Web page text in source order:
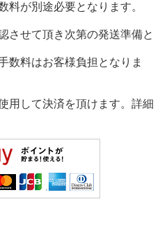
必要となります。
させて頂き次第の発送準備と
客様負担となりま
用して決済を頂けます。詳細